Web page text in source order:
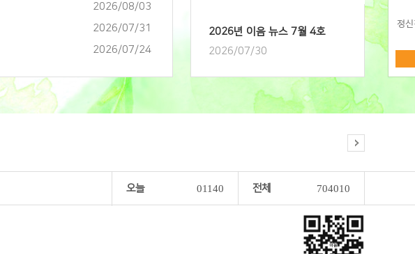
2026/08/03
2026/07/31
2026/07/24
2026년 이음 뉴스 7월 4호
2026/07/30
오늘 01140 전체 704010